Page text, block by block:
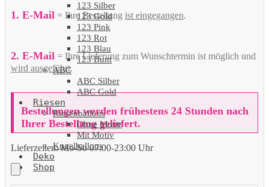
123 Silber
123 Gold
123 Pink
123 Rot
123 Blau
123 Bunt
ABC
ABC Silber
ABC Gold
Riesen
Riesenballons
Ohne Motiv
Mit Motiv
Kugelballons
Deko
Shop
1. E-Mail = Ihre Bestellung ist eingegangen.
2. E-Mail = Ihre Lieferung zum Wunschtermin ist möglich und
wird ausgeführt.
Bestellungen werden frühestens 24 Stunden nach
Ihrer Bestellung geliefert.
Lieferzeiten:Mo-So 07:00-23:00 Uhr